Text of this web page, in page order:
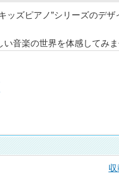
ッズピアノ”シリーズのデザ
い音楽の世界を体感してみ